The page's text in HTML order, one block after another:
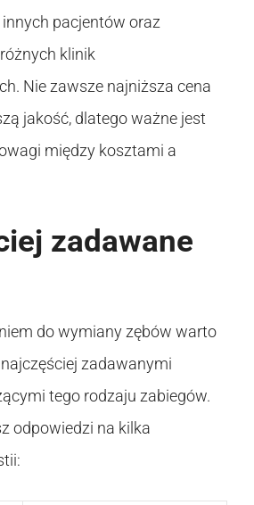
pacjentów oraz
klinik
Nie zawsze najniższa cena
jakość, dlatego ważne jest
między kosztami a
zadawane
do wymiany zębów warto
zadawanymi
tego rodzaju zabiegów.
odpowiedzi na kilka